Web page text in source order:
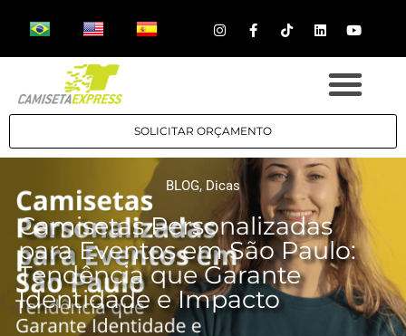
SOLICITAR ORÇAMENTO
BLOG, Dicas
Camisetas Personalizadas
para Eventos em São Paulo:
Tendência que Garante
Identidade e Impacto